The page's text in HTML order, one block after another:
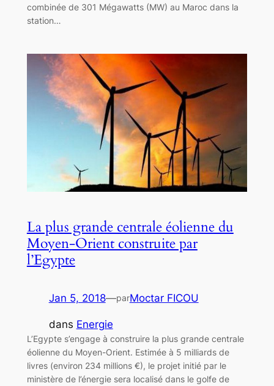
combinée de 301 Mégawatts (MW) au Maroc dans la
station…
La plus grande centrale éolienne du
Moyen-Orient construite par
l’Egypte
Jan 5, 2018—parMoctar FICOU
dans Energie
L’Egypte s’engage à construire la plus grande centrale
éolienne du Moyen-Orient. Estimée à 5 milliards de
livres (environ 234 millions €), le projet initié par le
ministère de l’énergie sera localisé dans le golfe de